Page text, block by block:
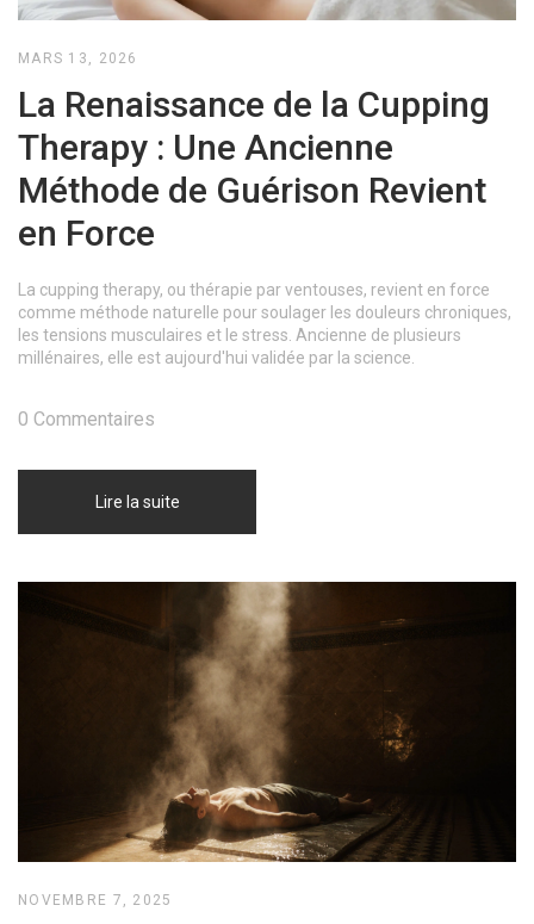
MARS 13, 2026
La Renaissance de la Cupping
Therapy : Une Ancienne
Méthode de Guérison Revient
en Force
La cupping therapy, ou thérapie par ventouses, revient en force
comme méthode naturelle pour soulager les douleurs chroniques,
les tensions musculaires et le stress. Ancienne de plusieurs
millénaires, elle est aujourd'hui validée par la science.
Lire la suite
0 Commentaires
NOVEMBRE 7, 2025